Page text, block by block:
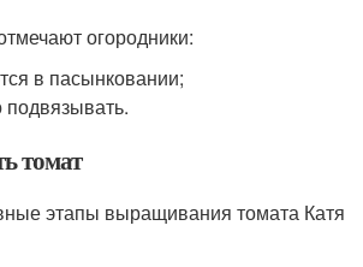
огородники:
в пасынковании;
томат
этапы выращивания томата Катя